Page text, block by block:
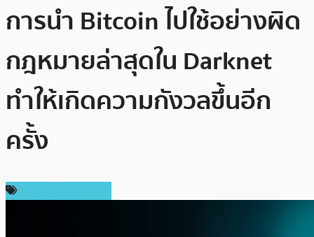
การนำ Bitcoin ไปใช้อย่างผิด
กฎหมายล่าสุดใน Darknet
ทำให้เกิดความกังวลขึ้นอีก
ครั้ง